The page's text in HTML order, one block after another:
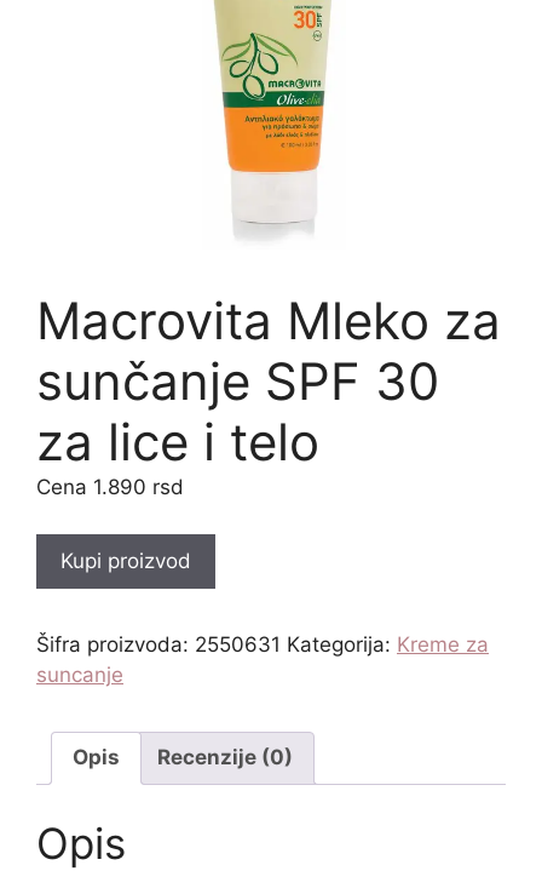
Macrovita Mleko za
sunčanje SPF 30
za lice i telo
1.890 rsd
Kupi proizvod
Šifra proizvoda: 2550631 Kategorija: Kreme za
suncanje
Opis Recenzije (0)
Opis